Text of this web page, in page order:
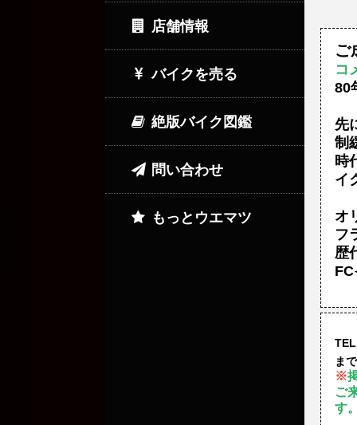
ご
コ
80
先
制
時
イ
オ
フ
歴
ま
※
ご
す
店舗情報
バイクを売る
絶版バイク図鑑
問い合わせ
もっとウエマツ